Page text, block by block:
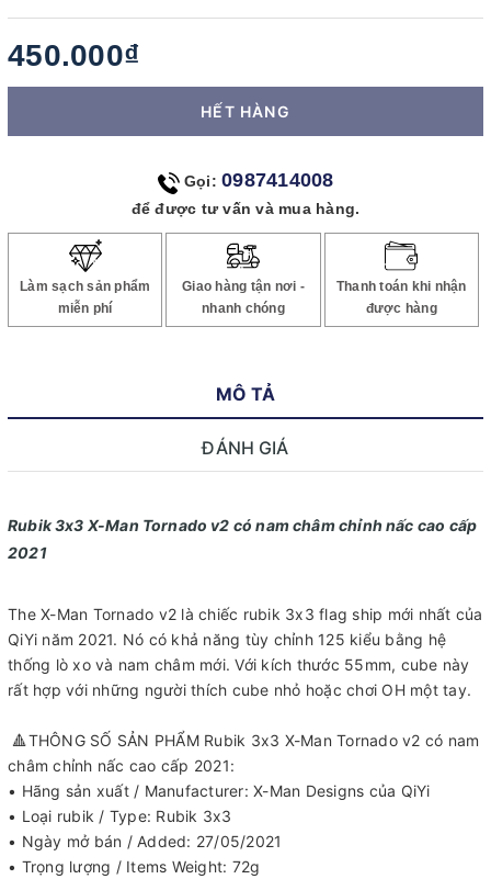
450.000₫
HẾT HÀNG
Gọi: 0987414008
để được tư vấn và mua hàng.
Làm sạch sản phẩm
miễn phí
Giao hàng tận nơi -
nhanh chóng
Thanh toán khi nhận
được hàng
MÔ TẢ
ĐÁNH GIÁ
Rubik 3x3 X-Man Tornado v2 có nam châm chỉnh nấc cao cấp
2021
The X-Man Tornado v2 là chiếc rubik 3x3 flag ship mới nhất của
QiYi năm 2021. Nó có khả năng tùy chỉnh 125 kiểu bằng hệ
thống lò xo và nam châm mới. Với kích thước 55mm, cube này
rất hợp với những người thích cube nhỏ hoặc chơi OH một tay.
🔺️THÔNG SỐ SẢN PHẨM Rubik 3x3 X-Man Tornado v2 có nam
châm chỉnh nấc cao cấp 2021:
• Hãng sản xuất / Manufacturer: X-Man Designs của QiYi
• Loại rubik / Type: Rubik 3x3
• Ngày mở bán / Added: 27/05/2021
• Trọng lượng / Items Weight: 72g